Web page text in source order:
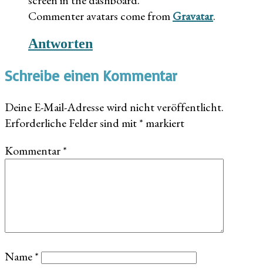
Commenter avatars come fromGravatar.
Antworten
Schreibe einen Kommentar
Deine E-Mail-Adresse wird nicht veröffentlicht.
Erforderliche Felder sind mit*markiert
Kommentar*
Name*